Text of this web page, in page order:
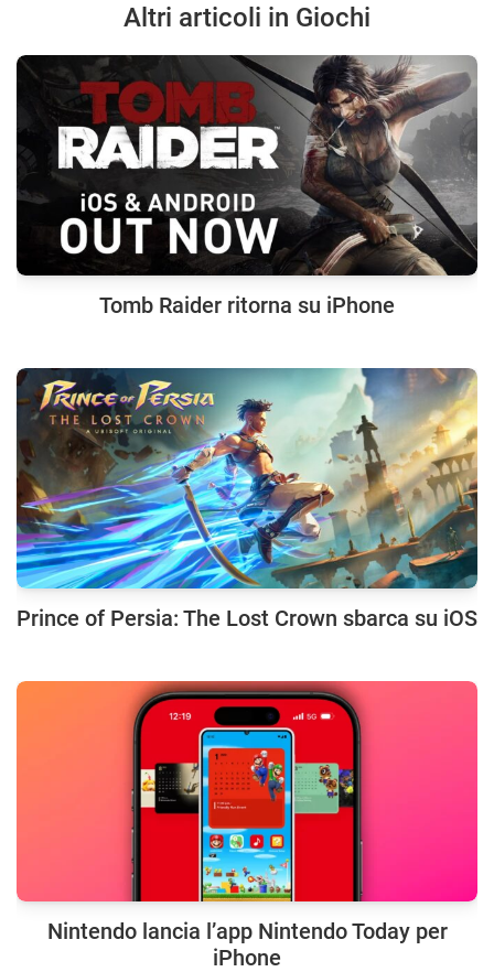
Altri articoli in Giochi
Tomb Raider ritorna su iPhone
Prince of Persia: The Lost Crown sbarca su iOS
Nintendo lancia l’app Nintendo Today per
iPhone